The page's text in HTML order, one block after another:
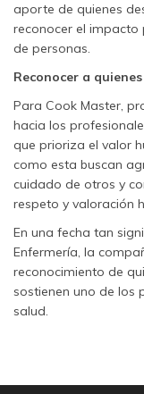
aporte de quienes
reconocer el impacto
de personas.
Reconocer a
Para Cook Master,
hacia los
que prioriza el valor
como esta buscan
cuidado de otros y
respeto y valoración
En una fecha tan
Enfermería, la
reconocimiento de
sostienen uno de los
salud.